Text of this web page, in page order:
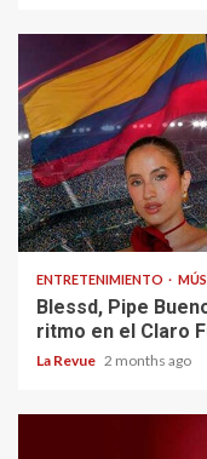
ENTRETENIMIENTO
Blessd, Pipe
ritmo en el Claro
La Revue 2 months ago